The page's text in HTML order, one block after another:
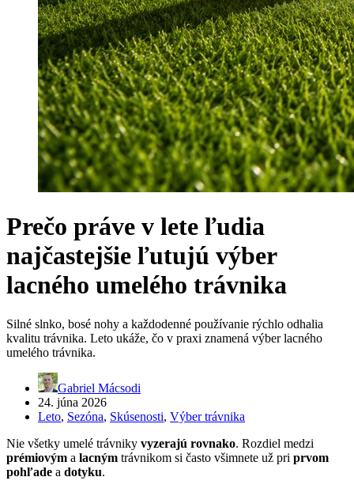
Prečo práve v lete ľudia
najčastejšie ľutujú výber
lacného umelého trávnika
Silné slnko, bosé nohy a každodenné používanie rýchlo odhalia
kvalitu trávnika. Leto ukáže, čo v praxi znamená výber lacného
umelého trávnika.
Gabriel Mácsodi
24. júna 2026
Leto, Sezóna, Skúsenosti, Výber trávnika
Nie všetky umelé trávniky vyzerajú rovnako. Rozdiel medzi
prémiovým a lacným trávnikom si často všimnete už pri prvom
pohľade a dotyku.